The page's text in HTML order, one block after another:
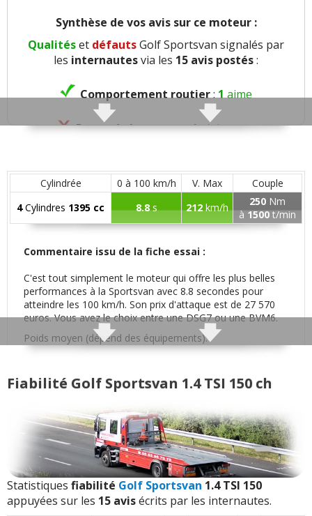
Synthèse de vos avis sur ce moteur :
Qualitéset défautsGolf Sportsvan signalés par
les internautesvia les 15 avis postés:
Comportement routier:1aime
Rayon de braquage:1n'aime pas
Confort global:6aiment1n'aime pas
Confort des sièges:1aime1n'aime pas
Insonorisation et bruit perçu:8aiment
Bruit d'air:1aime
Modularité:1aime
Habitabilité:6aiment
Position de conduite:1aime
Cylindrée 0 à 100 km/h V. Max
Couple
4Cylindres 1395 cc 8.8s 212km/h 250 Nm
à1500t/min
Commentaire issu de la fiche essai :
C'est tout simplement le moteur qui offre les plus belles
performances à la Sportsvan avec 8.8 secondes pour
atteindre les 100 km/h. Son prix d'attaque est de 27 570
euros. Vous avez le choix entre une DSG7 ou une BVM6.
Poids moyen (dépend des équipements):
1400 kg
Traction (avant)
Transmission(s) disponibles(s) :
Automatique7 vitesses
- (boîte robotisée à double embrayage DSG / S-Tronic)
Mécanique6 vitesses
Jantes disponibles de série :
16 pouces
- ( 205/55 R 16:Conso raisonnable )
Fiabilité Golf Sportsvan 1.4 TSI 150 ch
Statistiques fiabilité Golf Sportsvan 1.4 TSI 150
appuyées sur les 15 avisécrits par les internautes.